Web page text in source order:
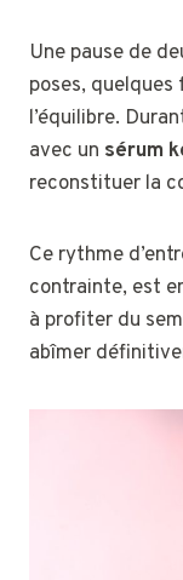
Une pause de
poses,
l’équilibre.
avec un sérum
reconstituer la
Ce rythme
contrainte, est
à profiter du
abîmer